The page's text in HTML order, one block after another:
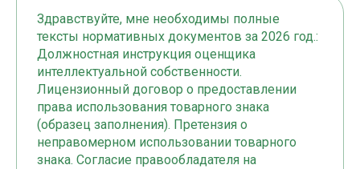
Здравствуйте, мне необходимы полные
тексты нормативных документов за 2026 год.:
Должностная инструкция оценщика
интеллектуальной собственности.
Лицензионный договор о предоставлении
права использования товарного знака
(образец заполнения). Претензия о
неправомерном использовании товарного
знака. Согласие правообладателя на